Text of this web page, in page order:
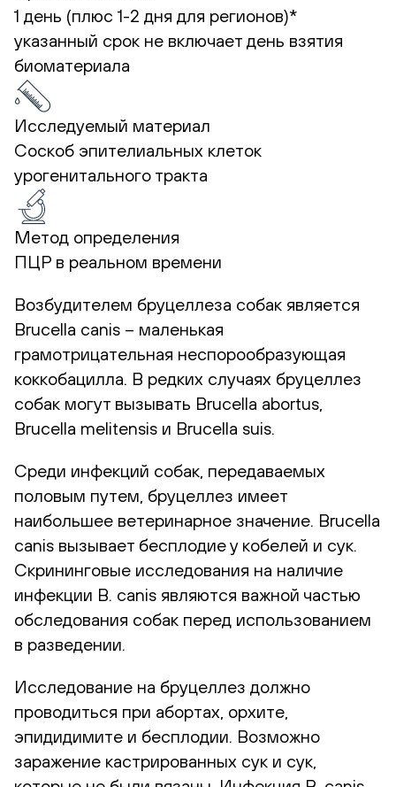
1 день (плюс 1-2 дня для регионов)*
указанный срок не включает день взятия
биоматериала
Исследуемый материал
Соскоб эпителиальных клеток
урогенитального тракта
Метод определения
ПЦР в реальном времени
Возбудителем бруцеллеза собак является
Brucella canis – маленькая
грамотрицательная неспорообразующая
коккобацилла. В редких случаях бруцеллез
собак могут вызывать Brucella abortus,
Brucella melitensis и Brucella suis.
Среди инфекций собак, передаваемых
половым путем, бруцеллез имеет
наибольшее ветеринарное значение. Brucella
canis вызывает бесплодие у кобелей и сук.
Скрининговые исследования на наличие
инфекции B. canis являются важной частью
обследования собак перед использованием
в разведении.
Исследование на бруцеллез должно
проводиться при абортах, орхите,
эпидидимите и бесплодии. Возможно
заражение кастрированных сук и сук,